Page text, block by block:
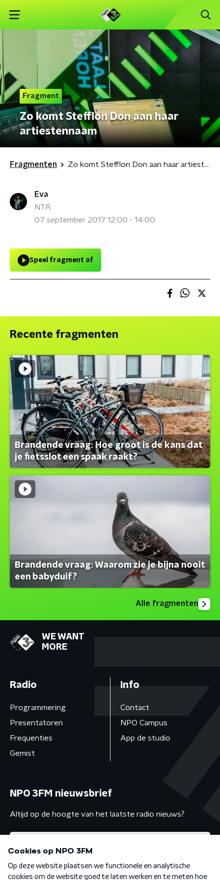
Fragment
Zo komt Stefflon Don aan haar
artiestennaam
Fragmenten Zo komt Stefflon Don aan haar artiestennaam
Eva
NTR
07 september 2017 12:00 - 14:00
Speel fragment af
Recente fragmenten
Brandende vraag: Hoe groot is de kans dat
je fietsslot een spaak raakt?
Brandende vraag: Waarom zie je bijna nooit
een babyduif?
Alle fragmenten
WE WANT
MORE
Radio
Programmering
Presentatoren
Frequenties
Gemist
Info
Contact
NPO Campus
App de studio
NPO 3FM nieuwsbrief
Altijd op de hoogte van het laatste radio nieuws?